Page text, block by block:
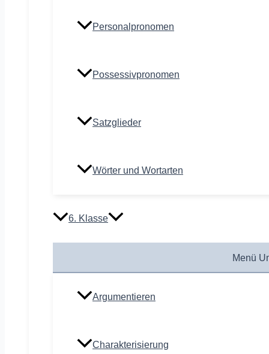
Personalpronomen
Possessivpronomen
Satzglieder
Wörter und Wortarten
6. Klasse
Menü
Argumentieren
Charakterisierung